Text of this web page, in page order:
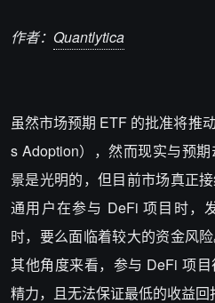
作者： Quantlytica
虽然市场预期 ETF 的批准将推
s Adoption），然而现实与预
景是光明的，但目前市场真正
通用户在参与 DeFi 项目时，
时，要么面临着较大的资金风
其他角度来看，参与 DeFi 项
精力，且无法保证最低的收益回